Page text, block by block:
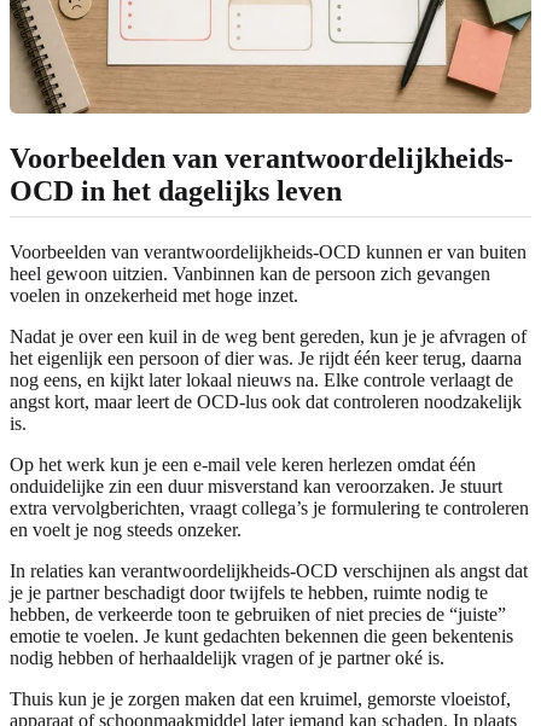
Voorbeelden van verantwoordelijkheids-
OCD in het dagelijks leven
Voorbeelden van verantwoordelijkheids-OCD kunnen er van buiten
heel gewoon uitzien. Vanbinnen kan de persoon zich gevangen
voelen in onzekerheid met hoge inzet.
Nadat je over een kuil in de weg bent gereden, kun je je afvragen of
het eigenlijk een persoon of dier was. Je rijdt één keer terug, daarna
nog eens, en kijkt later lokaal nieuws na. Elke controle verlaagt de
angst kort, maar leert de OCD-lus ook dat controleren noodzakelijk
is.
Op het werk kun je een e-mail vele keren herlezen omdat één
onduidelijke zin een duur misverstand kan veroorzaken. Je stuurt
extra vervolgberichten, vraagt collega’s je formulering te controleren
en voelt je nog steeds onzeker.
In relaties kan verantwoordelijkheids-OCD verschijnen als angst dat
je je partner beschadigt door twijfels te hebben, ruimte nodig te
hebben, de verkeerde toon te gebruiken of niet precies de “juiste”
emotie te voelen. Je kunt gedachten bekennen die geen bekentenis
nodig hebben of herhaaldelijk vragen of je partner oké is.
Thuis kun je je zorgen maken dat een kruimel, gemorste vloeistof,
apparaat of schoonmaakmiddel later iemand kan schaden. In plaats